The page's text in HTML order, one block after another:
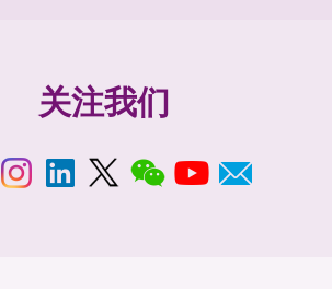
关注我们